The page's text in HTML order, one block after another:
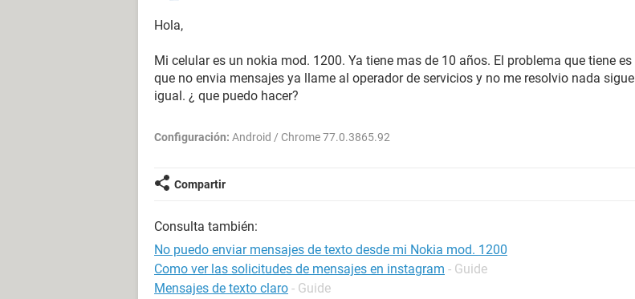
Hola,
Mi celular es un nokia mod. 1200. Ya tiene mas de 10 años. El problema que tiene es
que no envia mensajes ya llame al operador de servicios y no me resolvio nada sigue
igual. ¿ que puedo hacer?
Configuración: Android / Chrome 77.0.3865.92
Compartir
Consulta también:
No puedo enviar mensajes de texto desde mi Nokia mod. 1200
Como ver las solicitudes de mensajes en instagram - Guide
Mensajes de texto claro - Guide